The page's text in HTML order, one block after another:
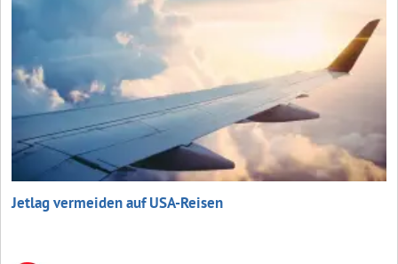
Jetlag vermeiden auf USA-Reisen